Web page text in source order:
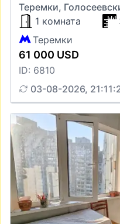
Теремки,
1 комната
Теремки
61 000 USD
ID: 6810
03-08-2026,